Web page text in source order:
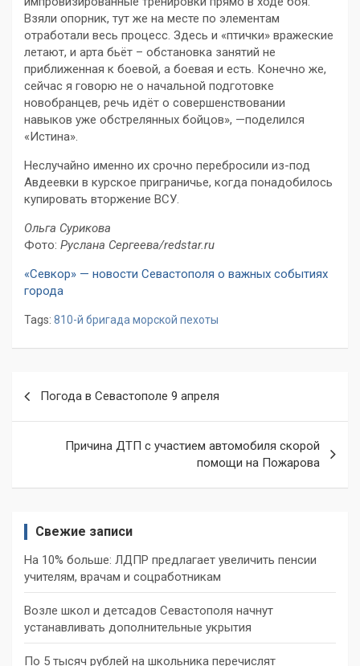
Взяли опорник, тут же на месте по элементам
отработали весь процесс. Здесь и «птички» вражеские
летают, и арта бьёт – обстановка занятий не
приближенная к боевой, а боевая и есть. Конечно же,
сейчас я говорю не о начальной подготовке
новобранцев, речь идёт о совершенствовании
навыков уже обстрелянных бойцов», —поделился
«Истина».
Неслучайно именно их срочно перебросили из-под
Авдеевки в курское приграничье, когда понадобилось
купировать вторжение ВСУ.
Ольга Сурикова
Фото: Руслана Сергеева/redstar.ru
«Севкор» — новости Севастополя о важных событиях
города
Tags: 810-й бригада морской пехоты
записям
Погода в Севастополе 9 апреля
Причина ДТП с участием автомобиля скорой
помощи на Пожарова
Свежие записи
На 10% больше: ЛДПР предлагает увеличить пенсии
учителям, врачам и соцработникам
Возле школ и детсадов Севастополя начнут
устанавливать дополнительные укрытия
По 5 тысяч рублей на школьника перечислят